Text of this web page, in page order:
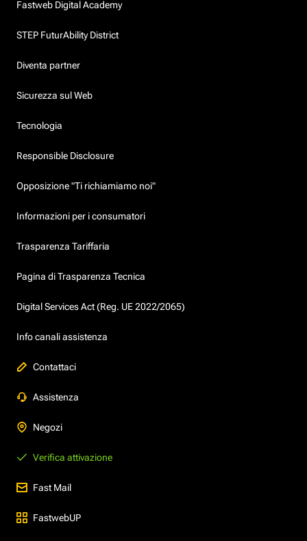
Fastweb Digital Academy
STEP FuturAbility District
Diventa partner
Sicurezza sul Web
Tecnologia
Responsible Disclosure
Opposizione "Ti richiamiamo noi"
Informazioni per i consumatori
Trasparenza Tariffaria
Pagina di Trasparenza Tecnica
Digital Services Act (Reg. UE 2022/2065)
Info canali assistenza
Contattaci
Assistenza
Negozi
Verifica attivazione
Fast Mail
FastwebUP